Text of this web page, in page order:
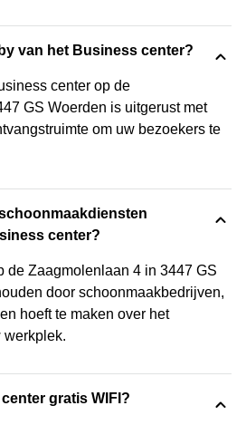
van het Business center?
center op de
GS Woerden is uitgerust met
om uw bezoekers te
center?
de Zaagmolenlaan 4 in 3447 GS
door schoonmaakbedrijven,
hoeft te maken over het
werkplek.
gratis WIFI?